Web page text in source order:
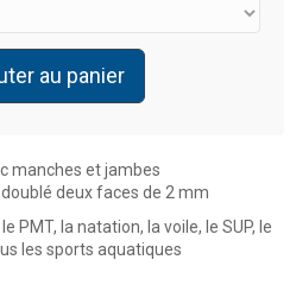
au panier
manches et jambes
deux faces de 2 mm
PMT, la natation, la voile, le SUP, le
les sports aquatiques